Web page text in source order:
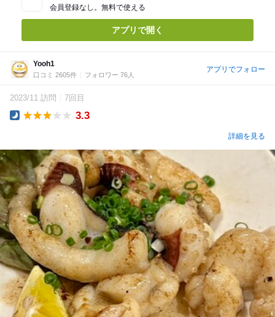
会員登録なし。無料で使える
アプリで開く
Yooh1
口コミ 2605件 フォロワー 76人
アプリでフォロー
2023/11 訪問 7回目
3.3
詳細を見る